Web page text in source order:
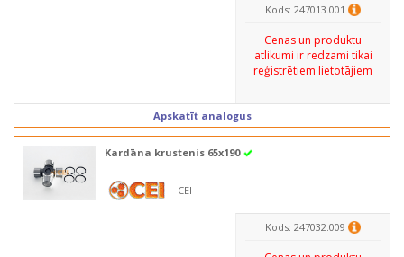
Kods: 247013.001
Cenas un produktu
atlikumi ir redzami tikai
reģistrētiem lietotājiem
Apskatīt analogus
Kardāna krustenis 65x190
CEI
Kods: 247032.009